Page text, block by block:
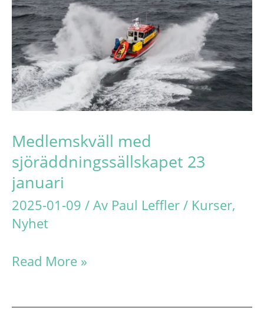
skärgård
–
20
mars
Medlemskväll med
sjöräddningssällskapet 23
januari
2025-01-09 / Av Paul Leffler / Kurser,
Nyhet
Medlemskväll
Read More »